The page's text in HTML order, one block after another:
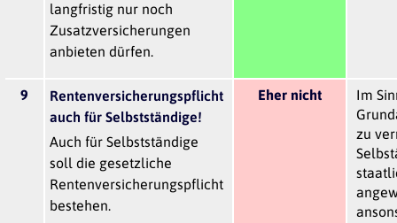
langfristig nur noch
Zusatzversicherungen
anbieten dürfen.
9
Rentenversicherungspflicht
auch für Selbstständige!
Auch für Selbstständige
soll die gesetzliche
Rentenversicherungspflicht
bestehen.
Eher nicht
Im
zu